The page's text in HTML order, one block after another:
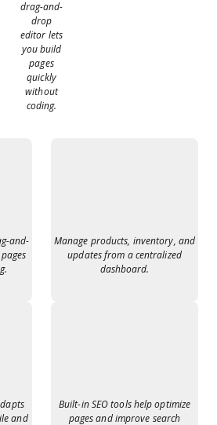
drag-and-
drop
editor lets
you build
pages
quickly
without
coding.
and-
Manage products, inventory, and
updates from a centralized
dashboard.
and
Built-in SEO tools help optimize
pages and improve search